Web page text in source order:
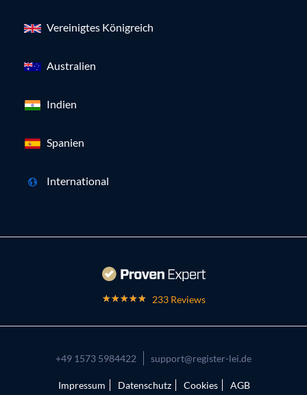
Vereinigtes Königreich
Australien
Indien
Spanien
International
233 Reviews
+49 1573 5984422 support@register-lei.de
Impressum Datenschutz Cookies AGB